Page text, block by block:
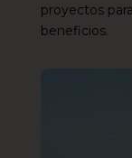
proyectos
beneficios.